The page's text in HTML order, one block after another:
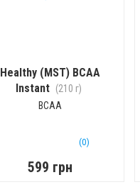
Healthy (MST) BCAA
Instant (210 г)
BCAA
(0)
599 грн